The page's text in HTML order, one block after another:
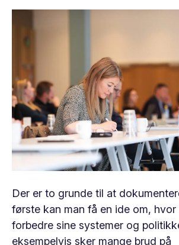
Der er to grunde til at
første kan man få en ide om,
forbedre sine systemer og
eksempelvis sker mange brud på